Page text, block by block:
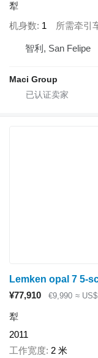
犁
机身数 1 所需牵引
智利, San Felipe
Maci Group
Lemken opal 7 5-
¥77,910
€9,990 ≈
犁
2011
工作宽度 2 米